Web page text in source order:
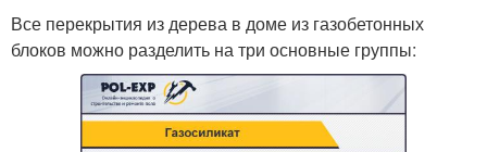
Междуэтажное
перекрытие
Брус для перекрытия
Все перекрытия из дерева в доме из газобетонных
блоков можно разделить на три основные группы: